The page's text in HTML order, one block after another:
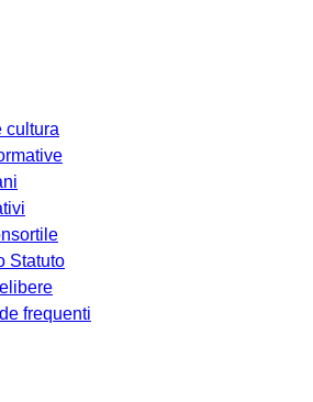
cultura
Statuto
frequenti